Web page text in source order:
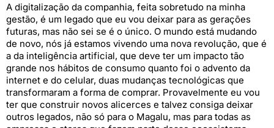
A digitalização da companhia, feita sobretudo na minha
gestão, é um legado que eu vou deixar para as gerações
futuras, mas não sei se é o único. O mundo está mudando
de novo, nós já estamos vivendo uma nova revolução, que é
a da inteligência artificial, que deve ter um impacto tão
grande nos hábitos de consumo quanto foi o advento da
internet e do celular, duas mudanças tecnológicas que
transformaram a forma de comprar. Provavelmente eu vou
ter que construir novos alicerces e talvez consiga deixar
outros legados, não só para o Magalu, mas para todas as